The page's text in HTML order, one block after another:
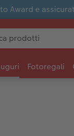
Award e
Fotoregali